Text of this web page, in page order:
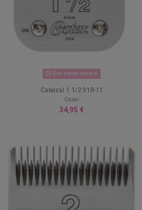
Sin stock online
Cabezal 1 1/2 918-11
Oster
34,95 €